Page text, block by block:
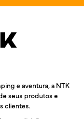
e aventura, a NTK
seus produtos e
clientes.